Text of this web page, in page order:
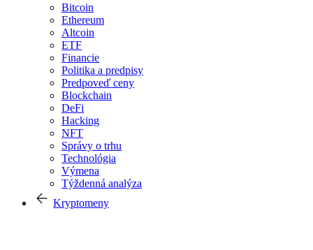
Bitcoin
Ethereum
Altcoin
ETF
Financie
Politika a predpisy
Predpoveď ceny
Blockchain
DeFi
Hacking
NFT
Správy o trhu
Technológia
Výmena
Týždenná analýza
Kryptomeny